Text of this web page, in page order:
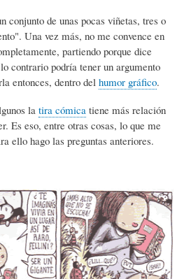
conjunto de unas pocas viñetas, tres o
Una vez más, no me convence en
partiendo porque dice
contrario podría tener un argumento
entonces, dentro del humor gráfico.
la tira cómica tiene más relación
Es eso, entre otras cosas, lo que me
ello hago las preguntas anteriores.